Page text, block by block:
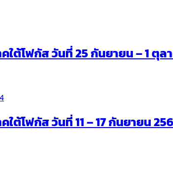
ต้โฟกัส วันที่ 25 กันยายน – 1 ตุล
ต้โฟกัส วันที่ 11 – 17 กันยายน